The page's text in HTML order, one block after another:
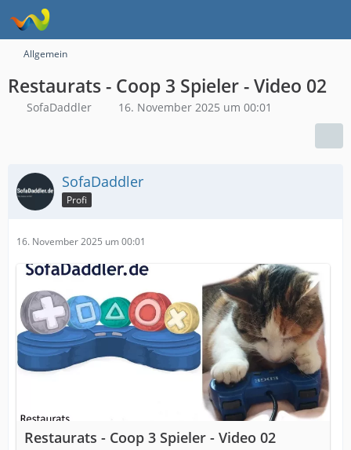
Allgemein
Restaurats - Coop 3 Spieler - Video 02
SofaDaddler 16. November 2025 um 00:01
SofaDaddler
Profi
16. November 2025 um 00:01
Restaurats - Coop 3 Spieler - Video 02